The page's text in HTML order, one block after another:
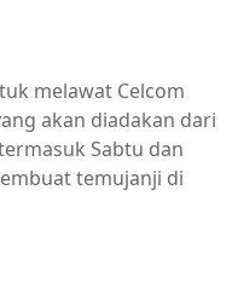
melawat Celcom
akan diadakan dari
Sabtu dan
temujanji di